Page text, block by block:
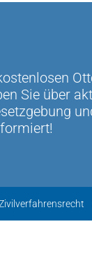
Sie über